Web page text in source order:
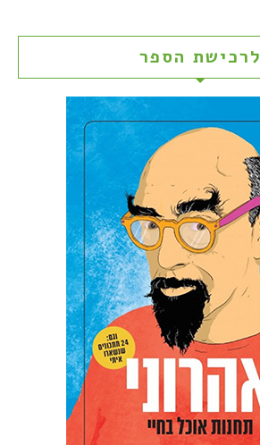
לרכישת הספר